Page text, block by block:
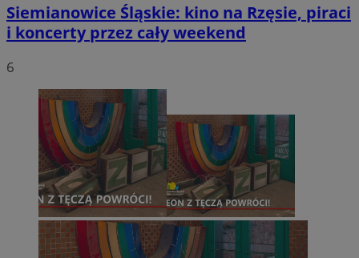
Siemianowice Śląskie: kino na Rzęsie, piraci
i koncerty przez cały weekend
6